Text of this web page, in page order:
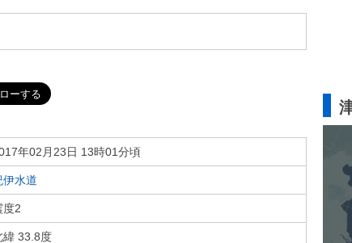
年02月23日 13時01分頃
伊水道
度2
緯 33.8度